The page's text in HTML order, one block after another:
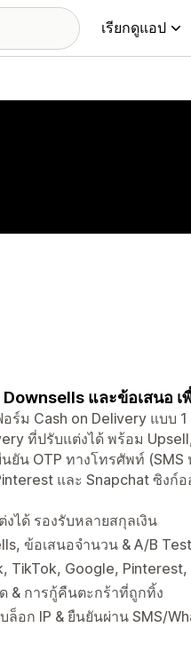
เรียกดูแอป
และข้อเสนอ
ม Cash on Delivery แบบ
ที่ปรับแต่งได้ พร้อม
ยัน OTP ทางโทรศัพท์
และ Snapchat ซิงก์
ได้ รองรับหลายสกุลเงิน
ข้อเสนอจำนวน & A/B
Google, Pinterest,
& การกู้คืนตะกร้าที่ถูกทิ้ง
อก IP & ยืนยันผ่าน SMS/